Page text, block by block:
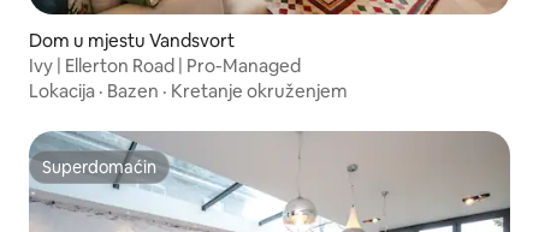
Dom u mjestu Vandsvort
Ivy | Ellerton Road | Pro-Managed
Lokacija · Bazen · Kretanje okruženjem
Superdomaćin
Superdomaćin